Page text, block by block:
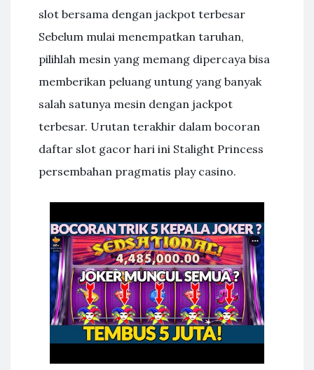
slot bersama dengan jackpot terbesar
Sebelum mulai menempatkan taruhan,
pilihlah mesin yang memang dipercaya bisa
memberikan peluang untung yang banyak
salah satunya mesin dengan jackpot
terbesar. Urutan terakhir dalam bocoran
daftar slot gacor hari ini Stalight Princess
persembahan pragmatis play casino.